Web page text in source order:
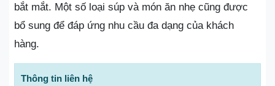
bắt mắt. Một số loại súp và món ăn nhẹ cũng được
bổ sung để đáp ứng nhu cầu đa dạng của khách
hàng.
Thông tin liên hệ